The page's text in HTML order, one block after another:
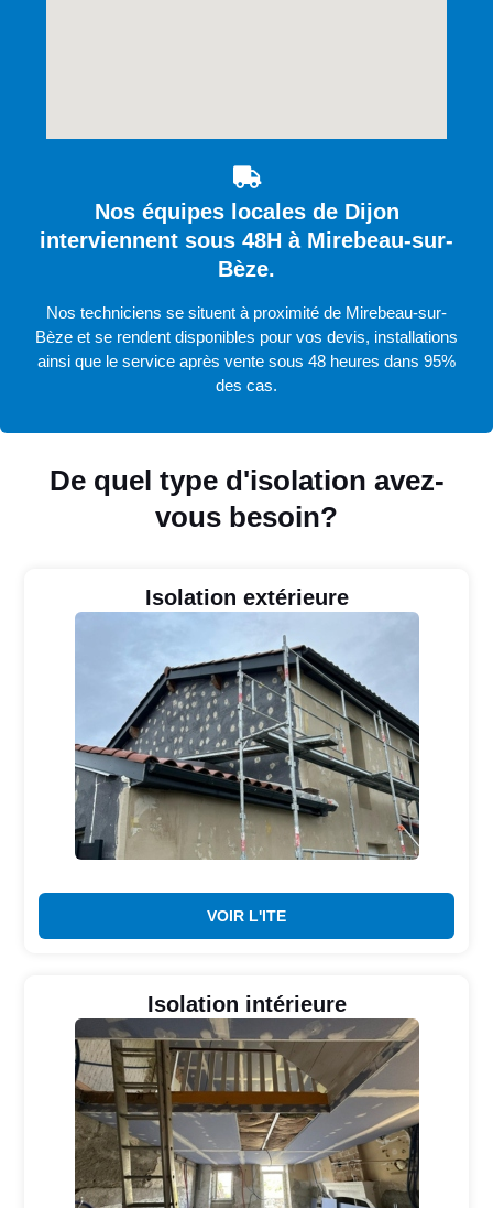
De quel type d'isolation avez-
vous besoin?
Isolation extérieure
VOIR L'ITE
Isolation intérieure
Nos équipes locales de Dijon
interviennent sous 48H à Mirebeau-sur-
Bèze.
Nos techniciens se situent à proximité de Mirebeau-sur-
Bèze et se rendent disponibles pour vos devis, installations
ainsi que le service après vente sous 48 heures dans 95%
des cas.